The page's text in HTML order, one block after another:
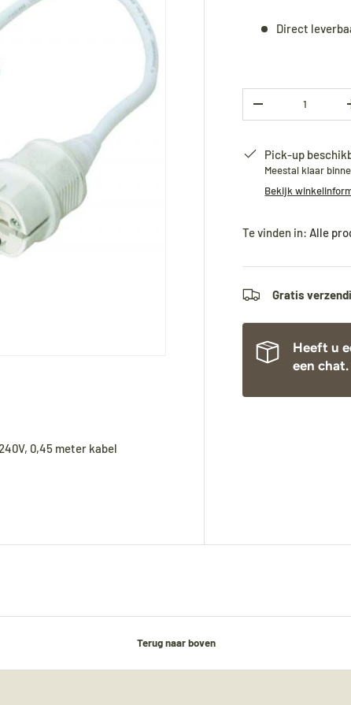
Direct
-
Pick-up
Meestal klaar
Bekijk
Te vinden in: Alle
Gratis
Heeft u
een
0,45 meter kabel
Terug naar boven